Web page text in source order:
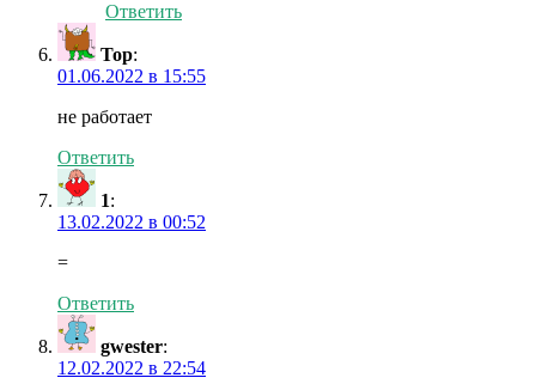
Ответить
Тор:
01.06.2022 в 15:55
не работает
Ответить
1:
13.02.2022 в 00:52
=
Ответить
gwester:
12.02.2022 в 22:54